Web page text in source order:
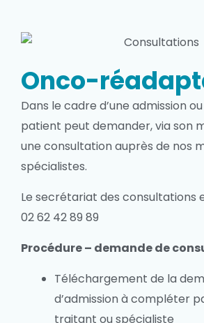
Onco-
Dans le cadre d’une admission ou
patient peut demander, via son
une consultation auprès de nos
spécialistes.
Le secrétariat des consultations
02 62 42 89 89
Procédure – demande de
Téléchargement de la
d’admission à compléter
traitant ou spécialiste